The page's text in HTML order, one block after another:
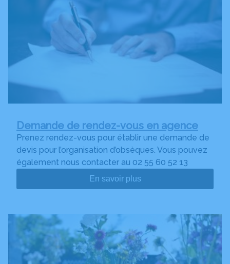
Demande de rendez-vous en agence
Prenez rendez-vous pour établir une demande de
devis pour l’organisation d’obsèques. Vous pouvez
également nous contacter au 02 55 60 52 13
En savoir plus